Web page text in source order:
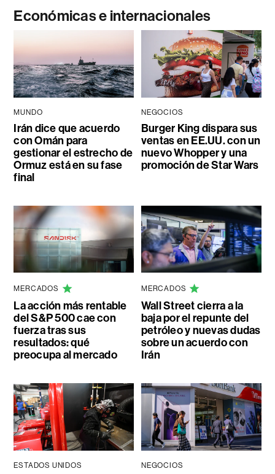
Económicas e internacionales
MUNDO
Irán dice que acuerdo
con Omán para
gestionar el estrecho de
Ormuz está en su fase
final
NEGOCIOS
Burger King dispara sus
ventas en EE.UU. con un
nuevo Whopper y una
promoción de Star Wars
MERCADOS
La acción más rentable
del S&P 500 cae con
fuerza tras sus
resultados: qué
preocupa al mercado
MERCADOS
Wall Street cierra a la
baja por el repunte del
petróleo y nuevas dudas
sobre un acuerdo con
Irán
ESTADOS UNIDOS NEGOCIOS